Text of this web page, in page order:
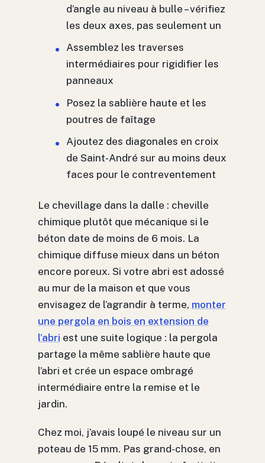
d’angle au niveau à bulle – vérifiez
les deux axes, pas seulement un
Assemblez les traverses
intermédiaires pour rigidifier les
panneaux
Posez la sablière haute et les
poutres de faîtage
Ajoutez des diagonales en croix
de Saint-André sur au moins deux
faces pour le contreventement
Le chevillage dans la dalle : cheville
chimique plutôt que mécanique si le
béton date de moins de 6 mois. La
chimique diffuse mieux dans un béton
encore poreux. Si votre abri est adossé
au mur de la maison et que vous
envisagez de l’agrandir à terme, monter
une pergola en bois en extension de
l’abri est une suite logique : la pergola
partage la même sablière haute que
l’abri et crée un espace ombragé
intermédiaire entre la remise et le
jardin.
Chez moi, j’avais loupé le niveau sur un
poteau de 15 mm. Pas grand-chose, en